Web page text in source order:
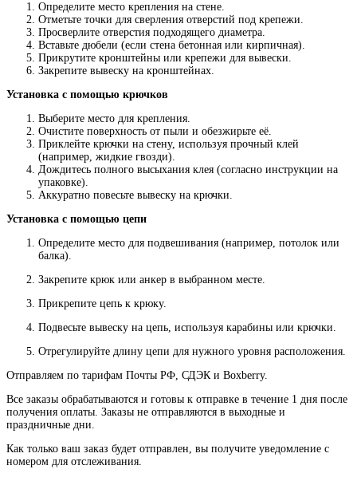
Определите место крепления на стене.
Отметьте точки для сверления отверстий под крепежи.
Просверлите отверстия подходящего диаметра.
Вставьте дюбели (если стена бетонная или кирпичная).
Прикрутите кронштейны или крепежи для вывески.
Закрепите вывеску на кронштейнах.
Установка с помощью крючков
Выберите место для крепления.
Очистите поверхность от пыли и обезжирьте её.
Приклейте крючки на стену, используя прочный клей
(например, жидкие гвозди).
Дождитесь полного высыхания клея (согласно инструкции на
упаковке).
Аккуратно повесьте вывеску на крючки.
Установка с помощью цепи
Определите место для подвешивания (например, потолок или
балка).
Закрепите крюк или анкер в выбранном месте.
Прикрепите цепь к крюку.
Подвесьте вывеску на цепь, используя карабины или крючки.
Отрегулируйте длину цепи для нужного уровня расположения.
Отправляем по тарифам Почты РФ, СДЭК и Boxberry.
Все заказы обрабатываются и готовы к отправке в течение 1 дня после
получения оплаты. Заказы не отправляются в выходные и
праздничные дни.
Как только ваш заказ будет отправлен, вы получите уведомление с
номером для отслеживания.